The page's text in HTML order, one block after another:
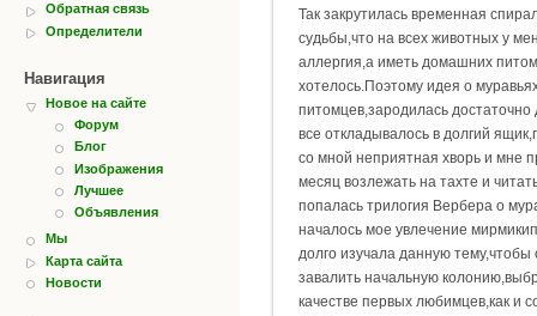
Обратная связь
Определители
Навигация
Новое на сайте
Форум
Блог
Изображения
Лучшее
Объявления
Мы
Карта сайта
Новости
Так закрутилась временная
судьбы,что на всех животных у
аллергия,а иметь домашних
хотелось.Поэтому идея о
питомцев,зародилась достаточно
все откладывалось в долгий
со мной неприятная хворь и мне
месяц возлежать на тахте и
попалась трилогия Вербера о
началось мое увлечение
долго изучала данную тему,чтобы
завалить начальную
качестве первых любимцев,как и